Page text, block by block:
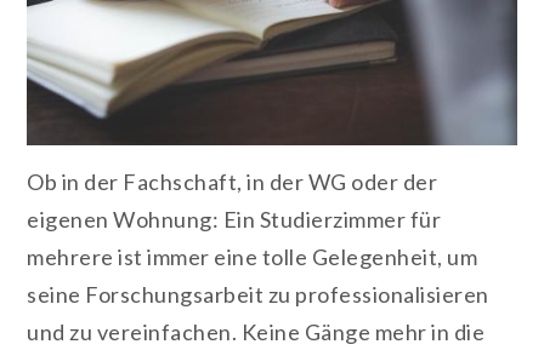
Ob in der Fachschaft, in der WG oder der
eigenen Wohnung: Ein Studierzimmer für
mehrere ist immer eine tolle Gelegenheit, um
seine Forschungsarbeit zu professionalisieren
und zu vereinfachen. Keine Gänge mehr in die